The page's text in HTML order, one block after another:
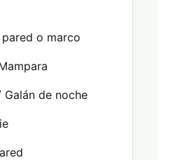
o marco
Galán de noche